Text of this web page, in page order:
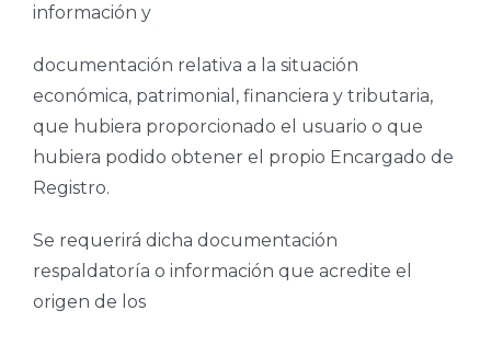
información y
documentación relativa a la situación
económica, patrimonial, financiera y tributaria,
que hubiera proporcionado el usuario o que
hubiera podido obtener el propio Encargado de
Registro.
Se requerirá dicha documentación
respaldatoría o información que acredite el
origen de los